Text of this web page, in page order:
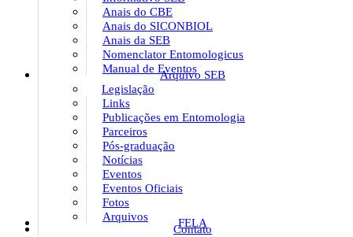
Anais do CBE
Anais do SICONBIOL
Anais da SEB
Nomenclator Entomologicus
Manual de Eventos
Arquivo SEB
Legislação
Links
Publicações em Entomologia
Parceiros
Pós-graduação
Notícias
Eventos
Eventos Oficiais
Fotos
Arquivos
FELA
Contato